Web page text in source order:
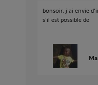
bonsoir. j'ai envie
s'il est possible de